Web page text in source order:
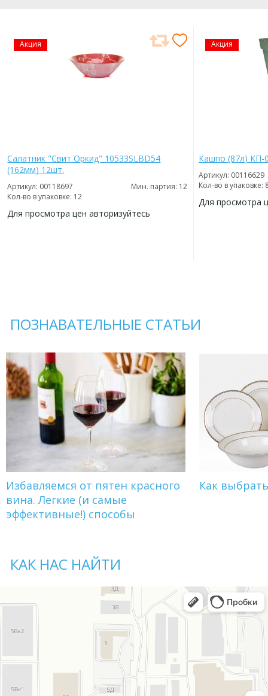
Акция
Салатник "Свит Оркид" 10533SLBD54
(162мм) 12шт.
Артикул: 00118697
Мин. партия: 12
Кол-во в упаковке: 12
Для просмотра цен авторизуйтесь
Акция
Кашпо (87л) КП-
Артикул: 00116629
Кол-во в упаковке:
Для просмотра
ПОЗНАВАТЕЛЬНЫЕ СТАТЬИ
Избавляемся от пятен красного
вина. Легкие (и самые
эффективные!) способы
Как
КАК НАС НАЙТИ